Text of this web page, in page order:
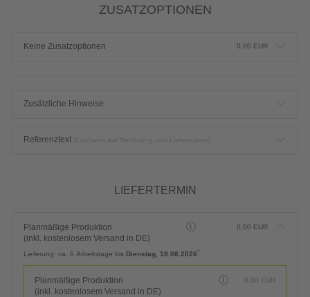
ZUSATZOPTIONEN
Keine Zusatzoptionen 0,00 EUR
Zusätzliche Hinweise
Referenztext
LIEFERTERMIN
Planmäßige Produktion
(inkl. kostenlosem Versand in DE)
0,00 EUR
Lieferung: ca. 6 Arbeitstage bis Dienstag, 18.08.2026*
Planmäßige Produktion
(inkl. kostenlosem Versand in DE)
0,00 EUR